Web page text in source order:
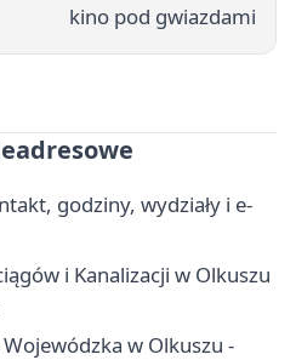
kino pod gwiazdami
godziny, wydziały i e-
i Kanalizacji w Olkuszu
w Olkuszu -